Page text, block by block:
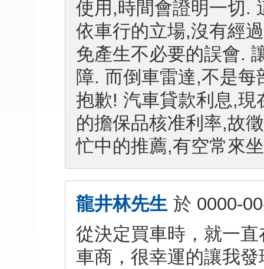
使用,時間會證明一切.
依車行的立場,沒有經
免產生不必要的誤會.
障. 而倒車雷達,不是
抱歉! 汽車貸款利息,
的擔保品核准利率,故
忙中的推薦,有空常來
龍井林先生 於 0000-
從決定買車時，就一
車商，很幸運的讓我